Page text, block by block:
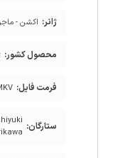
ژانر: اکشن -
محصول کشور:
فرمت فایل:
ستارگان: